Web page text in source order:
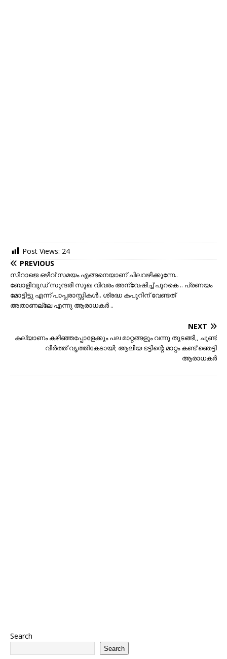
Post Views: 24
PREVIOUS
സിറാജെ ഒഴിവ് സമയം എങ്ങനെയാണ് ചിലവഴിക്കുന്നേ..
ബോളിവുഡ് സുന്ദരി സുഖ വിവരം അന്വേഷിച്ച് പുറകെ .. പ്രണയം
മോട്ടിട്ടു എന്ന് പാപ്പരാസ്സികൾ.. ശ്രദ്ധ കപൂറിന് വേണ്ടത്
അതാണല്ലേ എന്നു ആരാധകർ ..
NEXT
കല്യാണം കഴിഞ്ഞപ്പോളേക്കും പല മാറ്റങ്ങളും വന്നു തുടങ്ങി,, ചുണ്ട്
വീര്‍ത്ത് വൃത്തികേടായി; ആലിയ ഭട്ടിന്റെ മാറ്റം കണ്ട് ഞെട്ടി
ആരാധകര്‍
Search
Search